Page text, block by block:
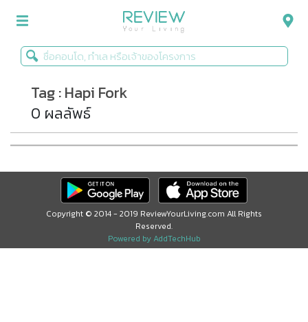
รีวิวคอนโด
รีวิวบ้าน
รีวิวทาวน์โฮม
Life+Style
Infographic
Tag : Hapi Fork
0 ผลลัพธ์
Copyright © 2014 - 2019 ReviewYourLiving.com All Rights
Reserved.
Powered by AddTechHub